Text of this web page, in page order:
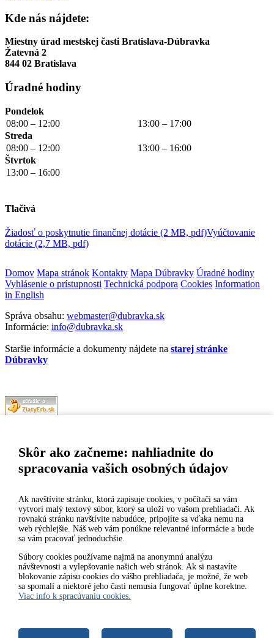
Skôr ako začneme: nahliadnite do
spracovania vašich osobných údajov
Ak navštívite stránku, ktorá zapisuje cookies, v počítači sa vám
vytvorí malý textový súbor, ktorý sa uloží vo vašom prehliadači. Ak
rovnakú stránku navštívite nabudúce, pripojíte sa vďaka nemu na
web rýchlejšie. Náš web vám ponúkne relevantné informácie a bude
sa vám pracovať jednoduchšie.
Súbory cookies používame najmä na anonymnú analýzu
návštevnosti a vylepšovanie našich web stránok. Ak si nastavíte
blokovanie zápisu cookies do vášho prehliadača, je možné, že web
sa spomalí a niektoré jeho časti nemusia fungovať úplne korektne.
Viac info k spracúvaniu cookies.
Kde nás nájdete:
Miestny úrad mestskej časti Bratislava-Dúbravka
Žatevná 2
844 02 Bratislava
Úradné hodiny
Pondelok
08:00 – 12:00
13:00 – 17:00
Streda
08:00 – 12:00
13:00 – 16:00
Štvrtok
13:00 – 16:00
Tlačivá
Žiadosť o poskytnutie finančnej dotácie (2 MB, pdf)Vyúčtovanie
dotácie (2,7 MB, pdf)
Domov Mapa stránok Kontakty Mapa Dúbravky Úradné hodiny
Vyhlásenie o prístupnosti Technická podpora Cookies Information
in English
Správa obsahu: webmaster@dubravka.sk
Informácie: info@dubravka.sk
Staršie informácie a dokumenty nájdete na starej stránke
Dúbravky
MESTSKÁ ČASŤ BRATISLAVA-DÚBRAVKA
IČO: 00603406
DIČ: 2020919120
Bankové spojenie:
Všeobecná úverová banka, a.s., Mlynské nivy 1, 829 90 Bratislava